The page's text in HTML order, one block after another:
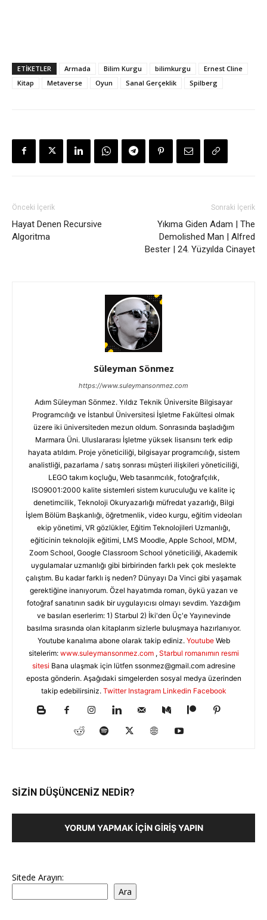
ETİKETLER Armada Bilim Kurgu bilimkurgu
Ernest Cline
Kitap
Metaverse Oyun Sanal Gerçeklik Spilberg
Önceki İçerik
Hayat Denen Recursive
Algoritma
Sonraki İçerik
Yıkıma Giden Adam | The
Demolished Man | Alfred
Bester | 24. Yüzyılda Cinayet
Süleyman Sönmez
https://www.suleymansonmez.com
Adım Süleyman Sönmez. Yıldız Teknik Üniversite Bilgisayar
Programcılığı ve İstanbul Üniversitesi İşletme Fakültesi olmak
üzere iki üniversiteden mezun oldum. Sonrasında başladığım
Marmara Üni. Uluslararası İşletme yüksek lisansını terk edip
hayata atıldım. Proje yöneticiliği, bilgisayar programcılığı, sistem
analistliği, pazarlama / satış sonrası müşteri ilişkileri yöneticiliği,
LEGO takım koçluğu, Web tasarımcılık, fotoğrafçılık,
ISO9001:2000 kalite sistemleri sistem kuruculuğu ve kalite iç
denetimcilik, Teknoloji Okuryazarlığı müfredat yazarlığı, Bilgi
İşlem Bölüm Başkanlığı, öğretmenlik, video kurgu, eğitim videoları
ekip yönetimi, VR gözlükler, Eğitim Teknolojileri Uzmanlığı,
eğiticinin teknolojik eğitimi, LMS Moodle, Apple School, MDM,
Zoom School, Google Classroom School yöneticiliği, Akademik
uygulamalar uzmanlığı gibi birbirinden farklı pek çok meslekte
çalıştım. Bu kadar farklı iş neden? Dünyayı Da Vinci gibi yaşamak
gerektiğine inanıyorum. Özel hayatımda roman, öykü yazarı ve
fotoğraf sanatının sadık bir uygulayıcısı olmayı sevdim. Yazdığım
ve basılan eserlerim: 1) Starbul 2) İki'den Üç'e Yayınevinde
basılma sırasında olan kitaplarım sizlerle buluşmaya hazırlanıyor.
Youtube kanalıma abone olarak takip ediniz. YoutubeWeb
sitelerim: www.suleymansonmez.com , Starbul romanımın resmi
sitesi Bana ulaşmak için lütfen ssonmez@gmail.comadresine
eposta gönderin. Aşağıdaki simgelerden sosyal medya üzerinden
takip edebilirsiniz. Twitter Instagram Linkedin Facebook
SİZİN DÜŞÜNCENİZ NEDİR?
YORUM YAPMAK İÇIN GIRIŞ YAPIN
Sitede Arayın:
Ara